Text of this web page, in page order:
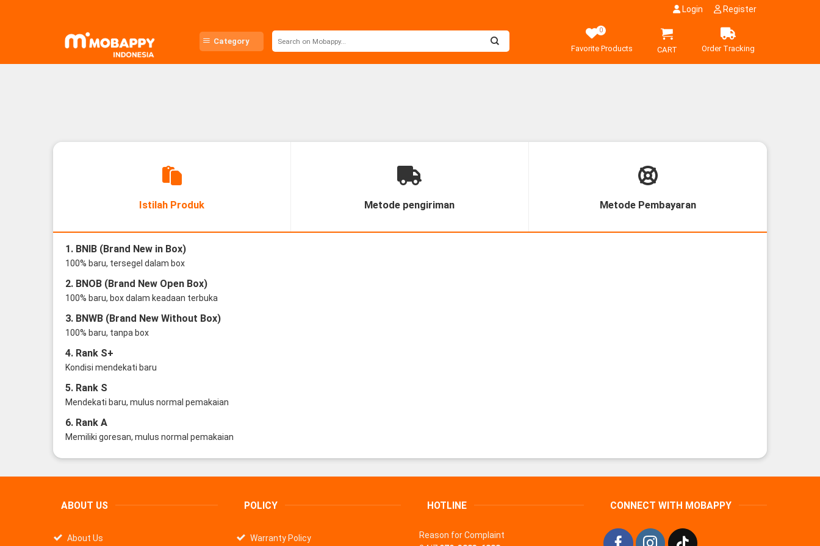
Login Register
Category
0
Favorite Products CART Order Tracking
Istilah Produk Metode pengiriman Metode Pembayaran
1. BNIB (Brand New in Box)
100% baru, tersegel dalam box
2. BNOB (Brand New Open Box)
100% baru, box dalam keadaan terbuka
3. BNWB (Brand New Without Box)
100% baru, tanpa box
4. Rank S+
Kondisi mendekati baru
5. Rank S
Mendekati baru, mulus normal pemakaian
6. Rank A
Memiliki goresan, mulus normal pemakaian
ABOUT US
About Us
POLICY
Warranty Policy
HOTLINE
Reason for Complaint
CONNECT WITH MOBAPPY